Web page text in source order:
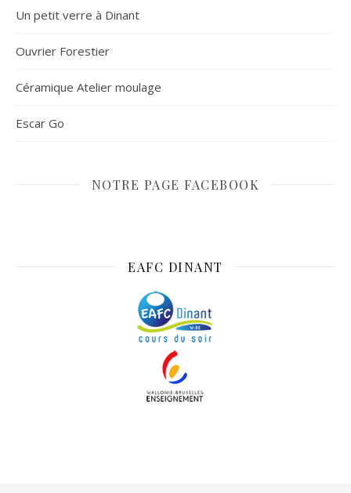
Un petit verre à Dinant
Ouvrier Forestier
Céramique Atelier moulage
Escar Go
NOTRE PAGE FACEBOOK
EAFC DINANT